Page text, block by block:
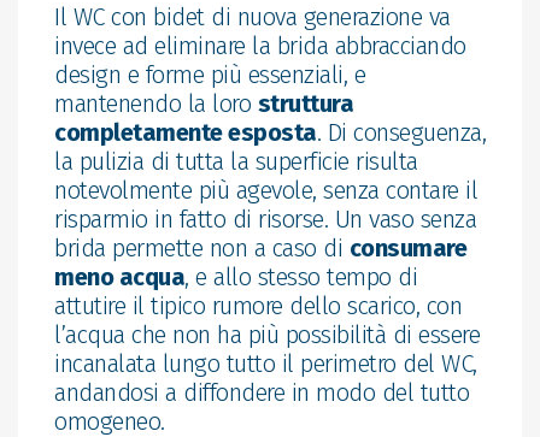
Il WC con bidet di nuova generazione va
invece ad eliminare la brida abbracciando
design e forme più essenziali, e
mantenendo la loro struttura
completamente esposta. Di conseguenza,
la pulizia di tutta la superficie risulta
notevolmente più agevole, senza contare il
risparmio in fatto di risorse. Un vaso senza
brida permette non a caso di consumare
meno acqua, e allo stesso tempo di
attutire il tipico rumore dello scarico, con
l’acqua che non ha più possibilità di essere
incanalata lungo tutto il perimetro del WC,
andandosi a diffondere in modo del tutto
omogeneo.